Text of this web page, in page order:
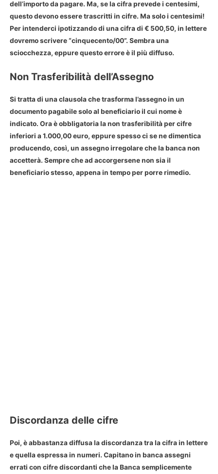
dell’importo da pagare. Ma, se la cifra prevede i centesimi,
questo devono essere trascritti in cifre. Ma solo i centesimi!
Per intenderci ipotizzando di una cifra di € 500,50, in lettere
dovremo scrivere “cinquecento/00”. Sembra una
sciocchezza, eppure questo errore è il più diffuso.
Non Trasferibilità dell’Assegno
Si tratta di unaclausola che trasforma l’assegno in un
documento pagabile solo al beneficiario il cui nome è
indicato. Oraè obbligatoria la non trasferibilità per cifre
inferiori a 1.000,00 euro, eppure spesso ci se ne dimentica
producendo, così, un assegno irregolare che la banca non
accetterà. Sempre che ad accorgersene non sia il
beneficiario stesso, appena in tempo per porre rimedio.
Discordanza delle cifre
Poi, è abbastanza diffusa ladiscordanza tra la cifra in lettere
e quella espressa in numeri. Capitano in banca assegni
errati con cifre discordanti che la Banca semplicemente